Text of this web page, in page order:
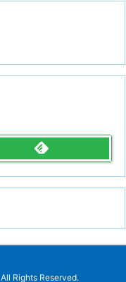
All Rights Reserved.